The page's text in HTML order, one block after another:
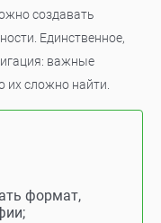
создавать
Единственное,
важные
их сложно найти.
формат,